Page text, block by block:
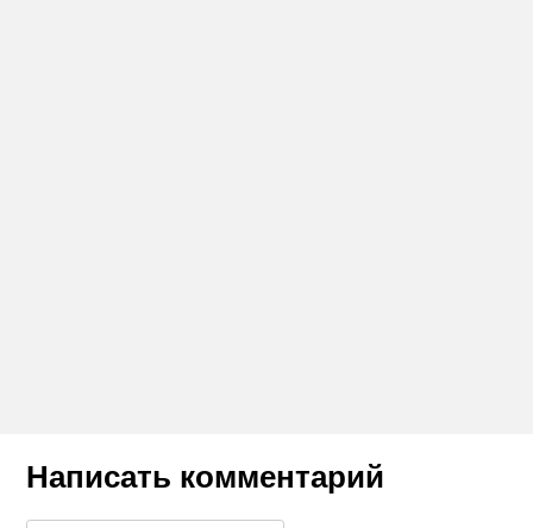
Написать комментарий